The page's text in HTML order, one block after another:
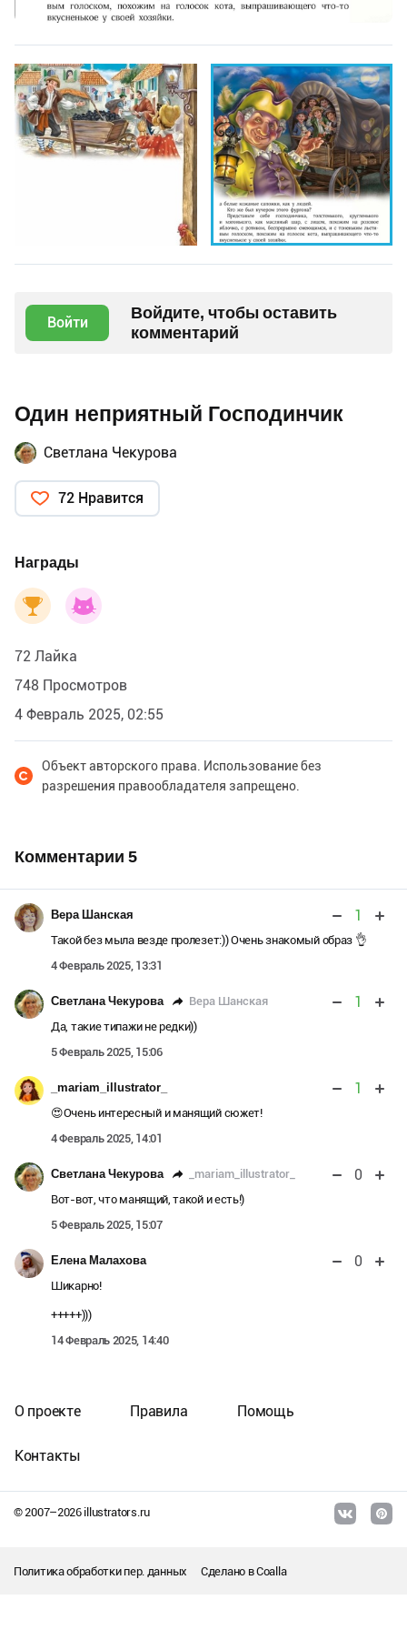
Войти
Войдите, чтобы оставить
комментарий
Один неприятный Господинчик
Светлана Чекурова
72 Нравится
Награды
72 Лайка
748 Просмотров
4 Февраль 2025, 02:55
Объект авторского права. Использование без
разрешения правообладателя запрещено.
Комментарии 5
Вера Шанская 1
Такой без мыла везде пролезет:)) Очень знакомый образ 👌
4 Февраль 2025, 13:31
Светлана Чекурова Вера Шанская 1
Да, такие типажи не редки))
5 Февраль 2025, 15:06
_mariam_illustrator_ 1
😍Очень интересный и манящий сюжет!
4 Февраль 2025, 14:01
Светлана Чекурова _mariam_illustrator_ 0
Вот-вот, что манящий, такой и есть!)
5 Февраль 2025, 15:07
Елена Малахова 0
Шикарно!
+++++)))
14 Февраль 2025, 14:40
© 2007–2026illustrators.ru
О проекте Правила Помощь
Контакты
Политика обработки пер. данных Сделано вCoalla